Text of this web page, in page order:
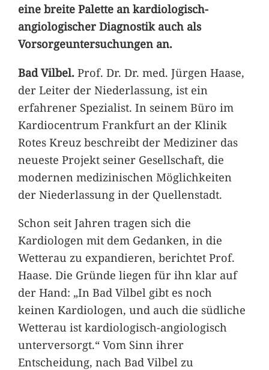
eine breite Palette an kardiologisch-
angiologischer Diagnostik auch als
Vorsorgeuntersuchungen an.
Bad Vilbel.Prof. Dr. Dr. med. Jürgen Haase,
der Leiter der Niederlassung, ist ein
erfahrener Spezialist. In seinem Büro im
Kardiocentrum Frankfurt an der Klinik
Rotes Kreuz beschreibt der Mediziner das
neueste Projekt seiner Gesellschaft, die
modernen medizinischen Möglichkeiten
der Niederlassung in der Quellenstadt.
Schon seit Jahren tragen sich die
Kardiologen mit dem Gedanken, in die
Wetterau zu expandieren, berichtet Prof.
Haase. Die Gründe liegen für ihn klar auf
der Hand: „In Bad Vilbel gibt es noch
keinen Kardiologen, und auch die südliche
Wetterau ist kardiologisch-angiologisch
unterversorgt.“ Vom Sinn ihrer
Entscheidung, nach Bad Vilbel zu